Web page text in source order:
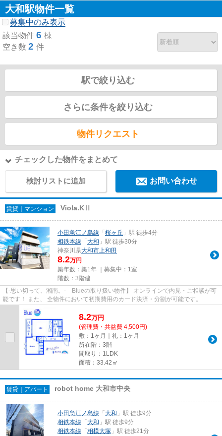
大和駅物件一覧
募集中のみ表示
該当物件 6 棟
空き数 2 件
駅で絞り込む
さらに条件を絞り込む
物件リクエスト
チェックした物件をまとめて
検討リストに追加 お問い合わせ
賃貸｜マンション Viola.KⅡ
小田急江ノ島線 「 桜ヶ丘 」駅 徒歩4分
相鉄本線 「 大和 」駅 徒歩30分
神奈川県大和市上和田
8.2万円
築年数：築1年 ｜募集中： 1室
階数：3階建
【-思い切って、湘南。- Blueの取り扱い物件】 オンラインで内見・ご相談が可
能です！ また、 全物件において初期費用のカード決済・分割が可能です。
8.2万円
(管理費・共益費 4,500円)
敷：1ヶ月｜礼：1ヶ月
所在階：3階
間取り：1LDK
面積：33.42㎡
賃貸｜アパート robot home 大和市中央
小田急江ノ島線 「 大和 」駅 徒歩9分
相鉄本線 「 大和 」駅 徒歩9分
相鉄本線 「 相模大塚 」駅 徒歩21分